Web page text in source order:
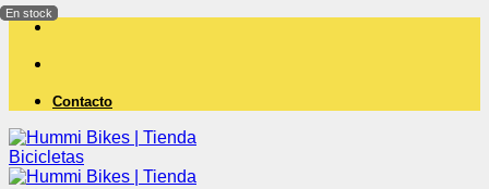
Saltar
contenido
Contacto